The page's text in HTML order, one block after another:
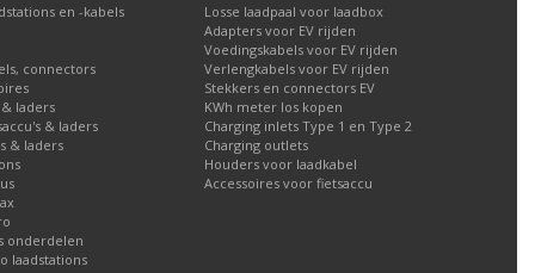
en -kabels
connectors
laders
& laders
& laders
onderdelen
laadstations
Losse laadpaal voor laadbox
Adapters voor EV rijden
Voedingskabels voor EV rijden
Verlengkabels voor EV rijden
Stekkers en connectors EV
KWh meter los kopen
Charging inlets Type 1 en Type 2
Charging outlets
Houders voor laadkabel
Accessoires voor fietsaccu